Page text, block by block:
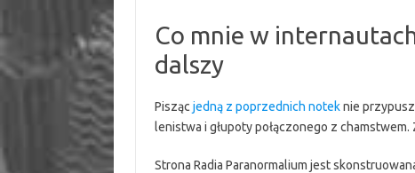
Co mnie w
dalszy
Pisząc jedną z poprzednich noteknie
lenistwa i głupoty połączonego z
Strona Radia Paranormalium jest